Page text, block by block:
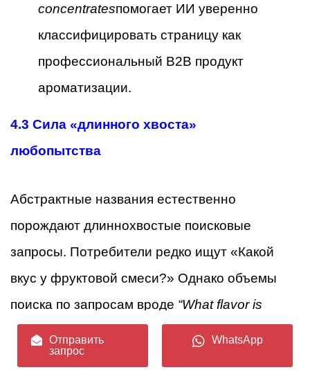
concentratesпомогает ИИ уверенно
классифицировать страницу как
профессиональный B2B продукт
ароматизации.
4.3 Сила «длинного хвоста»
любопытства
Абстрактные названия естественно
порождают длиннохвостые поисковые
запросы. Потребители редко ищут «Какой
вкус у фруктовой смеси?» Однако объемы
поиска по запросам вроде “What flavor is
dragon blood vape?”
“Best dragon blood
flavor concentrate”
Отправить
запрос
WhatsApp